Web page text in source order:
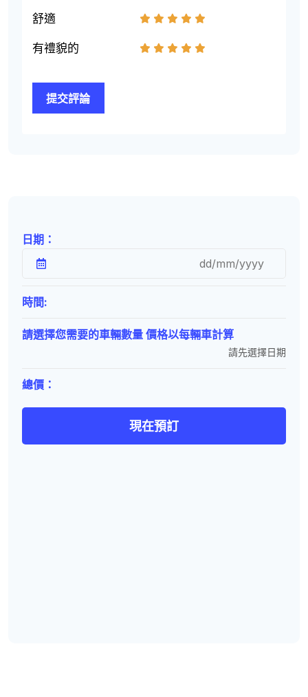
舒適 5
4
3
2
有禮貌的 5
4
3
2
日期：
時間:
請選擇您需要的車輛數量 價格以每輛車計算
請先選擇日期
總價：
現在預訂